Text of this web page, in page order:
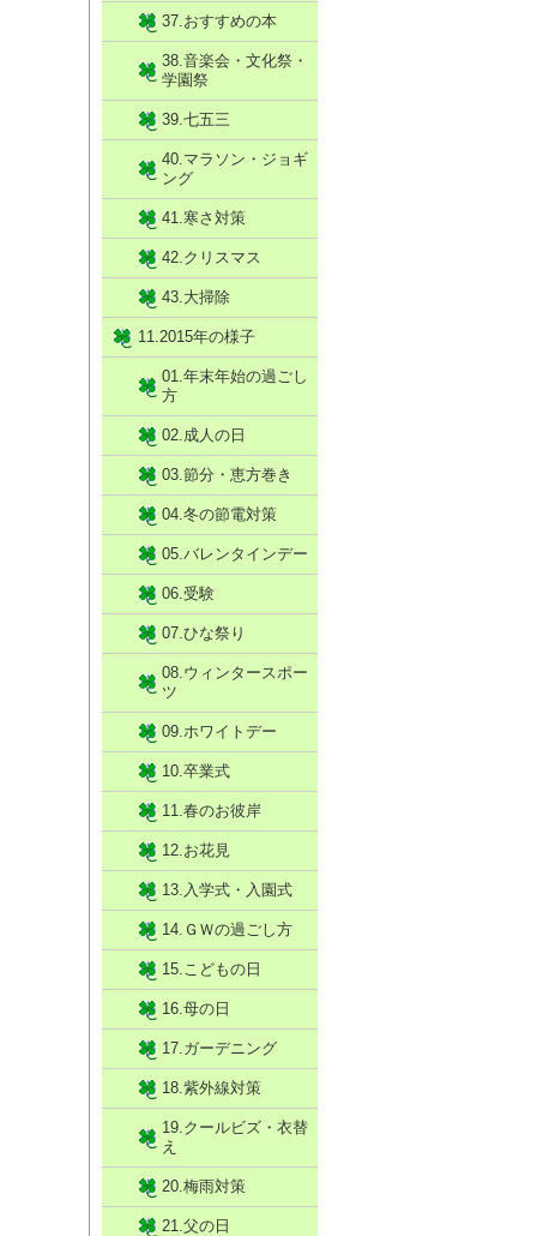
37.おすすめの本
38.音楽会・文化祭・
学園祭
39.七五三
40.マラソン・ジョギ
ング
41.寒さ対策
42.クリスマス
43.大掃除
11.2015年の様子
01.年末年始の過ごし
方
02.成人の日
03.節分・恵方巻き
04.冬の節電対策
05.バレンタインデー
06.受験
07.ひな祭り
08.ウィンタースポー
ツ
09.ホワイトデー
10.卒業式
11.春のお彼岸
12.お花見
13.入学式・入園式
14.ＧＷの過ごし方
15.こどもの日
16.母の日
17.ガーデニング
18.紫外線対策
19.クールビズ・衣替
え
20.梅雨対策
21.父の日